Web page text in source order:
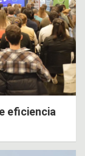
eficiencia